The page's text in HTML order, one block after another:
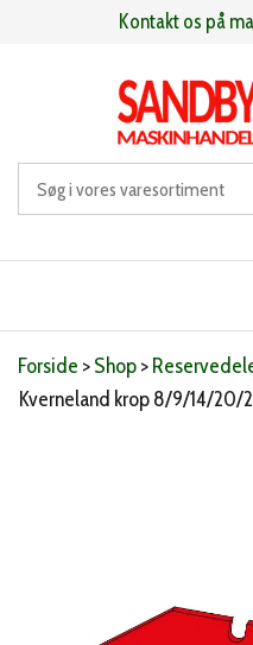
Kontakt os på
Sandby smeden
Forside >Shop>
Kverneland krop 8/9/14/20/